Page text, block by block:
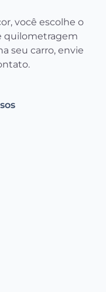
você escolhe o
quilometragem
seu carro, envie